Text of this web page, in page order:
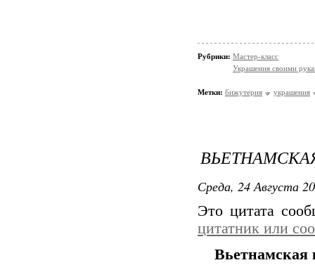
Рубрики: Мастер-класс
Украшения своими
Метки: бижутерия украшения
Среда, 24 Августа
Это цитата
цитатник или
Вьетнамская